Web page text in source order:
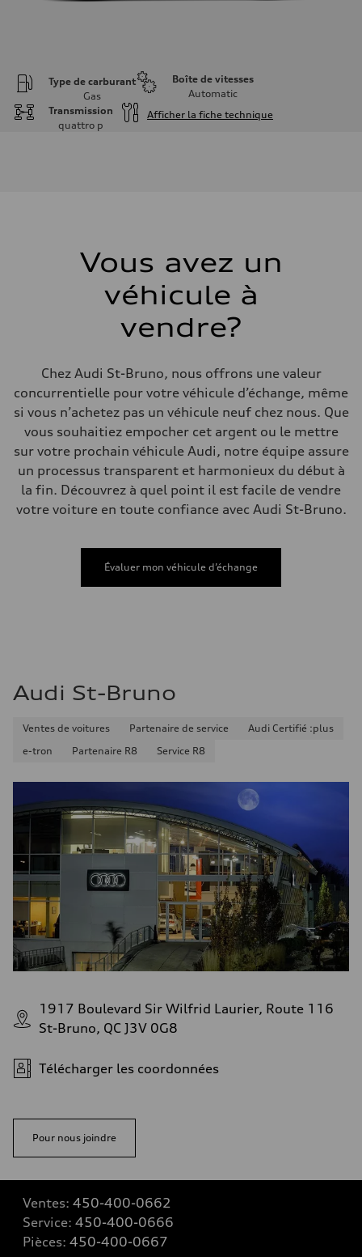
Type de carburant
Gas
Boîte de vitesses
Automatic
Transmission
quattro p
Afficher la fiche technique
Transmission
7-speed S tronic automatic
5-link independent with stabilizer bar
Système de freinage
single piston front and single piston rear calipers
Direction
Electromechanical Steering with Speed-Sensitive Power Assistance
Poids
Poids à vide
—
Poids brut admissible
Volumes
Réservoir de carburant (approx.)
Vitesse de pointe
11.0 l/100 km
Consommation combinée
9.7 l/100 km
Vous avez un
véhicule à
vendre?
Chez Audi St-Bruno, nous offrons une valeur
concurrentielle pour votre véhicule d’échange, même
si vous n’achetez pas un véhicule neuf chez nous. Que
vous souhaitiez empocher cet argent ou le mettre
sur votre prochain véhicule Audi, notre équipe assure
un processus transparent et harmonieux du début à
la fin. Découvrez à quel point il est facile de vendre
votre voiture en toute confiance avec Audi St-Bruno.
Évaluer mon véhicule d’échange
Audi St-Bruno
Ventes de voitures Partenaire de service
Audi Certifié :plus
e-tron
Partenaire R8 Service R8
1917 Boulevard Sir Wilfrid Laurier, Route 116
St-Bruno, QC J3V 0G8
Télécharger les coordonnées
Pour nous joindre
Ventes: 450-400-0662
Service: 450-400-0666
Pièces: 450-400-0667